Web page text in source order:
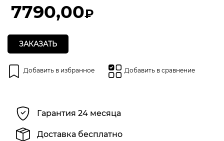
7790,00₽
ЗАКАЗАТЬ
Добавить в избранное Добавить в сравнение
Гарантия 24 месяца
Доставка бесплатно